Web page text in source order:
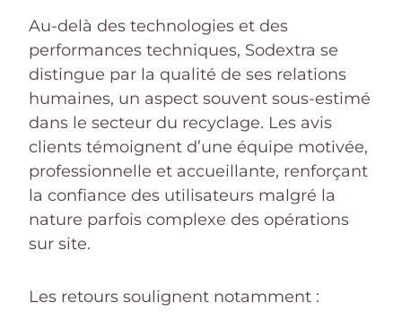
Au-delà des technologies et des
performances techniques, Sodextra se
distingue par la qualité de ses relations
humaines, un aspect souvent sous-estimé
dans le secteur du recyclage. Les avis
clients témoignent d’une équipe motivée,
professionnelle et accueillante, renforçant
la confiance des utilisateurs malgré la
nature parfois complexe des opérations
sur site.
Les retours soulignent notamment :